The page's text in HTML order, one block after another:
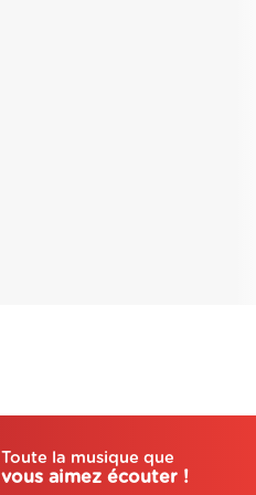
Toute la musique que
vous aimez écouter !